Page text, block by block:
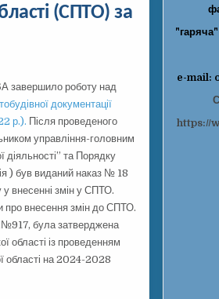
(СПТО) за
завершило роботу над
документації
р.). Після проведеного
управління-головним
діяльності” та Порядку
) був виданий наказ № 18
внесенні змін у СПТО.
про внесення змін до СПТО.
була затверджена
області із проведенням
області на 2024-2028
e-mail:
https://